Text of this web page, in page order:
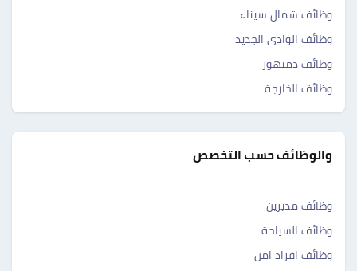
وظائف شمال سيناء
وظائف الوادى الجديد
وظائف دمنهور
وظائف الخارجة
والوظائف حسب التخصص
وظائف مديرين
وظائف السياحة
وظائف افراد امن